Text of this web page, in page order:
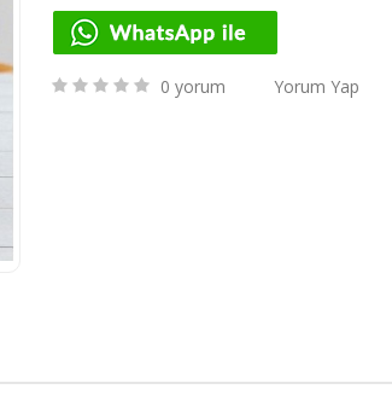
0 yorum Yorum Yap